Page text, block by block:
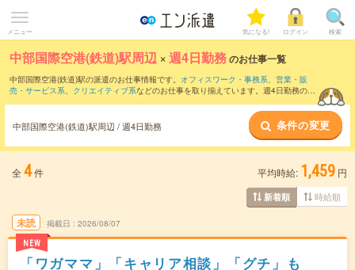
メニュー 気になる! ログイン 検索
中部国際空港(鉄道)駅周辺 ×週4日勤務のお仕事一覧
中部国際空港(鉄道)駅の派遣のお仕事情報です。 オフィスワーク・事務系、 営業・販
売・サービス系、 クリエイティブ系などのお仕事を取り揃えています。週4日勤務の条
中部国際空港(鉄道)駅周辺 / 週4日勤務 条件の変更
全 4件 平均時給: 1,459 円
新着順 時給順
未読
NEW
掲載日 2026/08/07
「ワガママ」「キャリア相談」「グチ」も